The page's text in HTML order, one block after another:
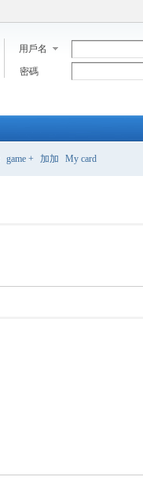
用戶名
密碼
game + 加加 My card